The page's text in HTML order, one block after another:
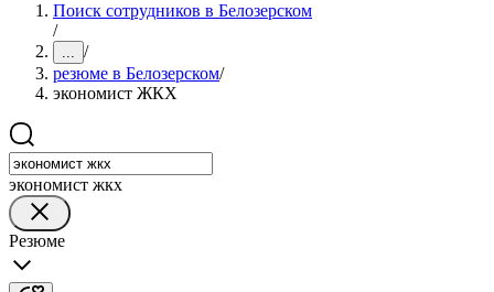
Поиск сотрудников в Белозерском
/
... /
резюме в Белозерском/
экономист ЖКХ
экономист жкх
Резюме